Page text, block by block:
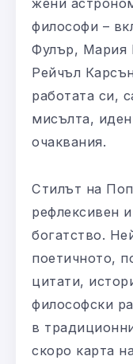
философи –
Фулър, Мария
Рейчъл
работата си,
мисълта,
очаквания.
Стилът на
рефлексивен
богатство.
поетичното,
цитати,
философски
в
скоро карта